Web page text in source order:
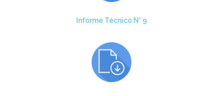
Informe Técnico N° 9